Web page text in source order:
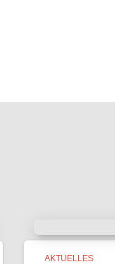
AKTUELLES